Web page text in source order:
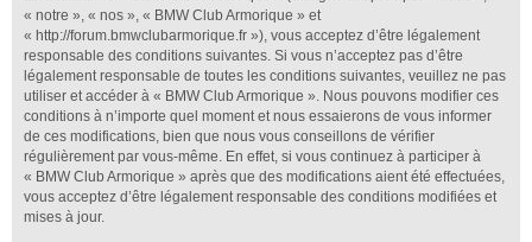
« notre », « nos », « BMW Club Armorique » et
« http://forum.bmwclubarmorique.fr »), vous acceptez d’être légalement
responsable des conditions suivantes. Si vous n’acceptez pas d’être
légalement responsable de toutes les conditions suivantes, veuillez ne pas
utiliser et accéder à « BMW Club Armorique ». Nous pouvons modifier ces
conditions à n’importe quel moment et nous essaierons de vous informer
de ces modifications, bien que nous vous conseillons de vérifier
régulièrement par vous-même. En effet, si vous continuez à participer à
« BMW Club Armorique » après que des modifications aient été effectuées,
vous acceptez d’être légalement responsable des conditions modifiées et
mises à jour.